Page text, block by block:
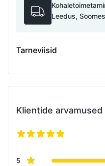
Leedus,
Tarneviisid
Klientide arvamused
Review data
5 star reviews